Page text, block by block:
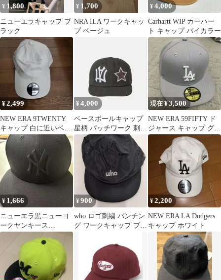
¥ 1,800
ニューエラキャップ ブ
ラック
¥ 1,700
NRA ILA ワークキャッ
プ ベージュ
¥4,000
Carhartt WIP カーハー
ト キャップ バイカラー
¥2,499
NEW ERA 9TWENTY
キャップ 白に近いベー
ジュ
¥4,000
ベースボールキャップ
星柄 パッチワーク 刺繍
グレー
現在 ¥3,500
NEW ERA 59FIFTY ド
ジャース キャップ グレ
ー 7 3/8
¥ 1,666
ニューエラ黒ニューヨ
ークヤンキース
59FIFTY サイズ56.8cm
¥900
who ロゴ刺繍 パンチン
グ ワークキャップ ブラ
¥2,200
NEW ERA LA Dodgers
キャップ ホワイト